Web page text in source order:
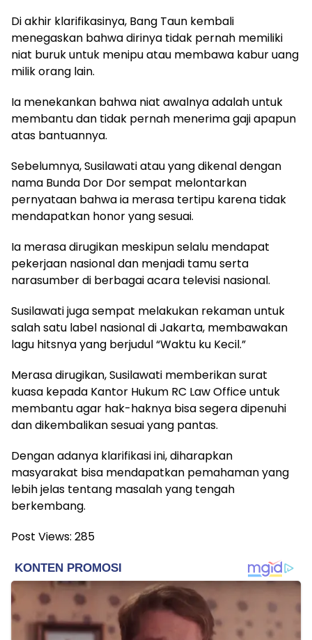
Di akhir klarifikasinya, Bang Taun kembali
menegaskan bahwa dirinya tidak pernah memiliki
niat buruk untuk menipu atau membawa kabur uang
milik orang lain.
Ia menekankan bahwa niat awalnya adalah untuk
membantu dan tidak pernah menerima gaji apapun
atas bantuannya.
Sebelumnya, Susilawati atau yang dikenal dengan
nama Bunda Dor Dor sempat melontarkan
pernyataan bahwa ia merasa tertipu karena tidak
mendapatkan honor yang sesuai.
Ia merasa dirugikan meskipun selalu mendapat
pekerjaan nasional dan menjadi tamu serta
narasumber di berbagai acara televisi nasional.
Susilawati juga sempat melakukan rekaman untuk
salah satu label nasional di Jakarta, membawakan
lagu hitsnya yang berjudul “Waktu ku Kecil.”
Merasa dirugikan, Susilawati memberikan surat
kuasa kepada Kantor Hukum RC Law Office untuk
membantu agar hak-haknya bisa segera dipenuhi
dan dikembalikan sesuai yang pantas.
Dengan adanya klarifikasi ini, diharapkan
masyarakat bisa mendapatkan pemahaman yang
lebih jelas tentang masalah yang tengah
berkembang.
Post Views: 285